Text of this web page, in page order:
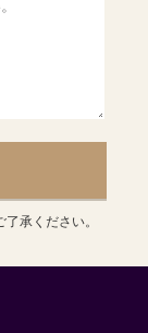
承ください。